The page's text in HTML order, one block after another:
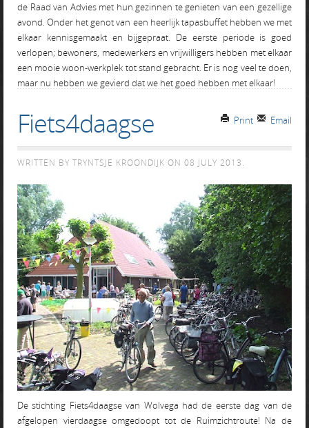
de Raad van Advies met hun gezinnen te genieten van een gezellige
avond. Onder het genot van een heerlijk tapasbuffet hebben we met
elkaar kennisgemaakt en bijgepraat. De eerste periode is goed
verlopen; bewoners, medewerkers en vrijwilligers hebben met elkaar
een mooie woon-werkplek tot stand gebracht. Er is nog veel te doen,
maar nu hebben we gevierd dat we het goed hebben met elkaar!
Email
Print
Fiets4daagse
WRITTEN BY TRYNTSJE KROONDIJK ON 08 JULY 2013.
De stichting Fiets4daagse van Wolvega had de eerste dag van de
afgelopen vierdaagse omgedoopt tot de Ruimzichtroute! Na de